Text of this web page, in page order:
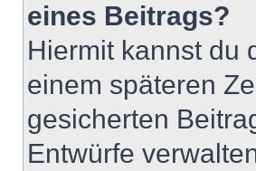
eines Beitrags?
Hiermit kannst du
einem späteren
gesicherten
Entwürfe